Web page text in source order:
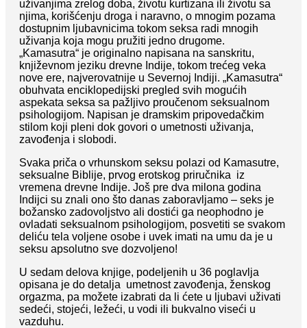
uživanjima zrelog doba, životu kurtizana ili životu sa
njima, korišćenju droga i naravno, o mnogim pozama
dostupnim ljubavnicima tokom seksa radi mnogih
uživanja koja mogu pružiti jedno drugome.
„Kamasutra“ je originalno napisana na sanskritu,
književnom jeziku drevne Indije, tokom trećeg veka
nove ere, najverovatnije u Severnoj Indiji. „Kamasutra“
obuhvata enciklopedijski pregled svih mogućih
aspekata seksa sa pažljivo proučenom seksualnom
psihologijom. Napisan je dramskim pripovedačkim
stilom koji pleni dok govori o umetnosti uživanja,
zavođenja i slobodi.
Svaka priča o vrhunskom seksu polazi od Kamasutre,
seksualne Biblije, prvog erotskog priručnika iz
vremena drevne Indije. Još pre dva milona godina
Indijci su znali ono što danas zaboravljamo – seks je
božansko zadovoljstvo ali dostići ga neophodno je
ovladati seksualnom psihologijom, posvetiti se svakom
deliću tela voljene osobe i uvek imati na umu da je u
seksu apsolutno sve dozvoljeno!
U sedam delova knjige, podeljenih u 36 poglavlja
opisana je do detalja umetnost zavođenja, ženskog
orgazma, pa možete izabrati da li ćete u ljubavi uživati
sedeći, stojeći, ležeći, u vodi ili bukvalno viseći u
vazduhu.